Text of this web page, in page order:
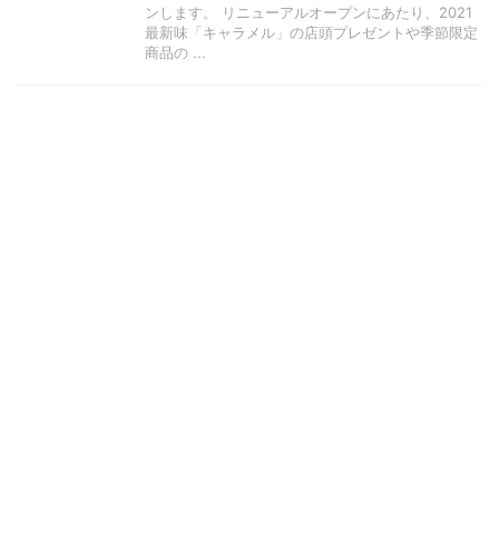
ンします。 リニューアルオープンにあたり、2021
最新味「キャラメル」の店頭プレゼントや季節限定
商品の ...